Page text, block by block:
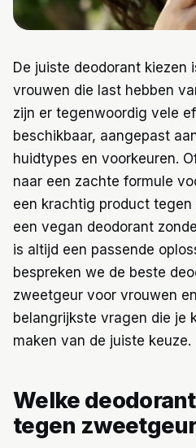
De juiste deodorant kiezen
vrouwen die last hebben
zijn er tegenwoordig vele
beschikbaar, aangepast
huidtypes en voorkeuren.
naar een zachte formule
een krachtig product
een vegan deodorant
is altijd een passende
bespreken we de beste
zweetgeur voor vrouwen
belangrijkste vragen die je
maken van de juiste keuze.
Welke
tegen